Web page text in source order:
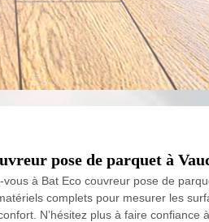
pose de parquet à
à Bat Eco couvreur pose de
complets pour mesurer les
N’hésitez plus à faire confiance